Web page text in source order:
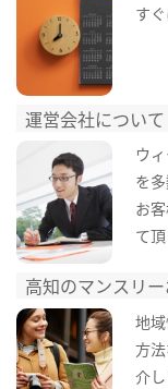
す
運営会社について
ウ
を
お
て頂
高知のマンスリ
地
方
介し